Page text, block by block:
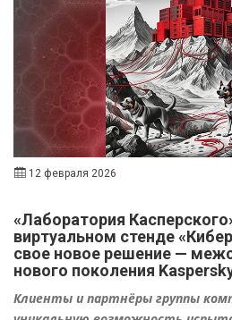
12 февраля 2026
«Лаборатория
виртуальном стенде
свое новое решение —
нового поколения
Клиенты и партнёры группы